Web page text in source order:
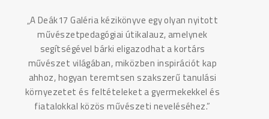
„A Deák17 Galéria kézikönyve egy olyan nyitott
művészetpedagógiai útikalauz, amelynek
segítségével bárki eligazodhat a kortárs
művészet világában, miközben inspirációt kap
ahhoz, hogyan teremtsen szakszerű tanulási
környezetet és feltételeket a gyermekekkel és
fiatalokkal közös művészeti neveléséhez.”